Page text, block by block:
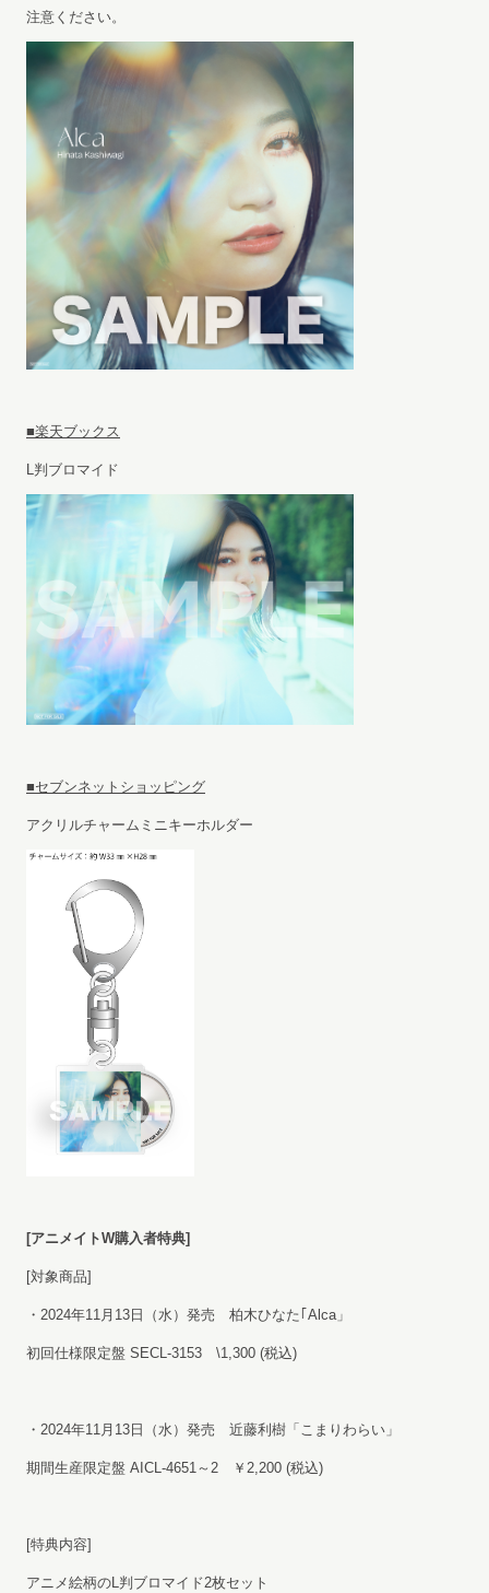
注意ください。
■楽天ブックス
L判ブロマイド
■セブンネットショッピング
アクリルチャームミニキーホルダー
[アニメイトW購入者特典]
[対象商品]
・2024年11月13日（水）発売 柏木ひなた｢Alca」
初回仕様限定盤 SECL-3153 \1,300 (税込)
・2024年11月13日（水）発売 近藤利樹「こまりわらい」
期間生産限定盤 AICL-4651～2 ￥2,200 (税込)
[特典内容]
アニメ絵柄のL判ブロマイド2枚セット